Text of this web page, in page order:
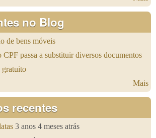
no Blog
de bens móveis
passa a substituir diversos documentos
gratuito
Mais
recentes
3 anos 4 meses atrás